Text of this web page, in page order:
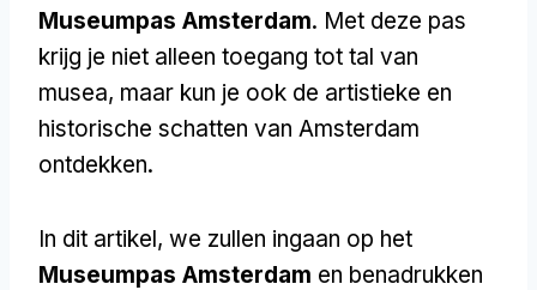
Museumpas Amsterdam. Met deze pas
krijg je niet alleen toegang tot tal van
musea, maar kun je ook de artistieke en
historische schatten van Amsterdam
ontdekken.
In dit artikel, we zullen ingaan op het
Museumpas Amsterdam en benadrukken